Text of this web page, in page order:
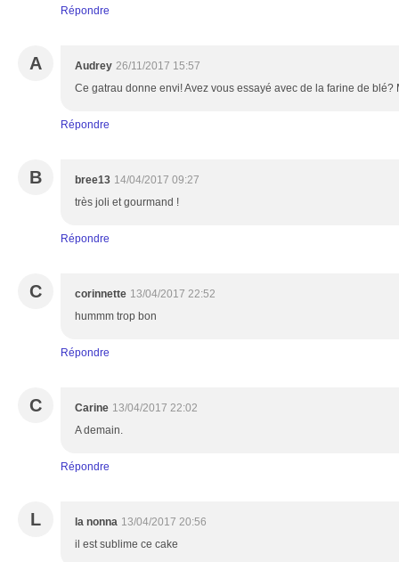
Répondre
A Audrey 26/11/2017 15:57
Ce gatrau donne envi! Avez vous essayé avec de la farine de blé?
Répondre
B bree13 14/04/2017 09:27
très joli et gourmand !
Répondre
C corinnette 13/04/2017 22:52
hummm trop bon
Répondre
C Carine 13/04/2017 22:02
A demain.
Répondre
L la nonna 13/04/2017 20:56
il est sublime ce cake